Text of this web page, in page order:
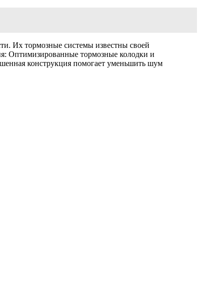
Их тормозные системы известны своей
Оптимизированные тормозные колодки и
конструкция помогает уменьшить шум